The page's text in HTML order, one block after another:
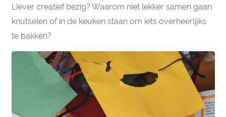
Liever creatief bezig? Waarom niet lekker samen gaan
knutselen of in de keuken staan om iets overheerlijks
te bakken?